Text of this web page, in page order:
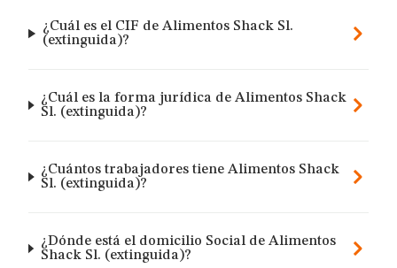
¿Cuál es el CIF de Alimentos Shack Sl.
(extinguida)?
¿Cuál es la forma jurídica de Alimentos Shack
Sl. (extinguida)?
¿Cuántos trabajadores tiene Alimentos Shack
Sl. (extinguida)?
¿Dónde está el domicilio Social de Alimentos
Shack Sl. (extinguida)?